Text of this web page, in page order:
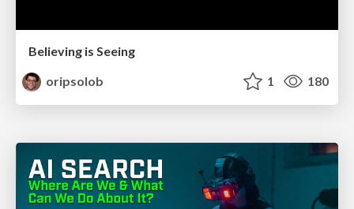
Believing is Seeing
oripsolob
1 180